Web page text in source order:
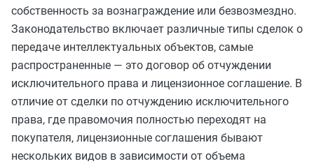
собственность за вознаграждение или безвозмездно.
Законодательство включает различные типы сделок о
передаче интеллектуальных объектов, самые
распространенные — это договор об отчуждении
исключительного права и лицензионное соглашение. В
отличие от сделки по отчуждению исключительного
права, где правомочия полностью переходят на
покупателя, лицензионные соглашения бывают
нескольких видов в зависимости от объема